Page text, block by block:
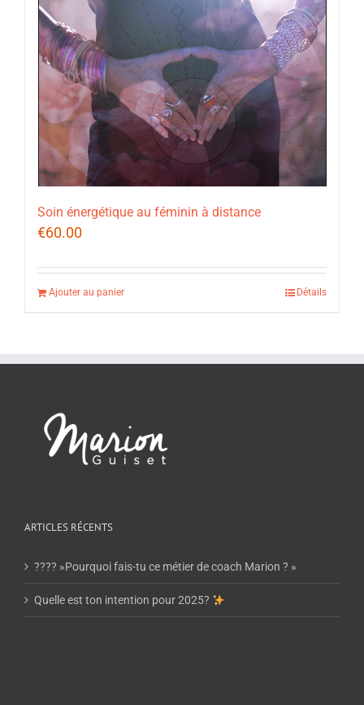
Soin énergétique au féminin à distance
€60.00
Ajouter au panier Détails
ARTICLES RÉCENTS
???? »Pourquoi fais-tu ce métier de coach Marion ? »
Quelle est ton intention pour 2025?